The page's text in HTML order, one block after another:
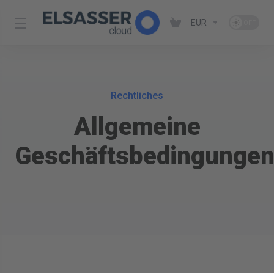
EUR
Rechtliches
Allgemeine
Geschäftsbedingungen